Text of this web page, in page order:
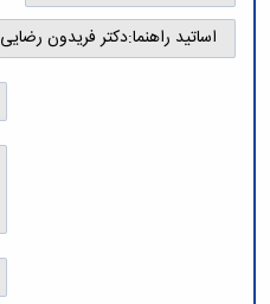
پژوهشی
معاونت
آئین
نامه
گروه
صنایع
مهندسی
مکانیک
مهندسی
اساتید راهنما:دکتر فریدون رضایی